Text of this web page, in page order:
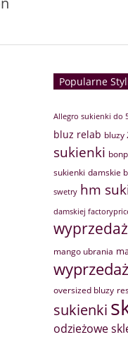
Popularne
Allegro sukienki do
bluz relab bluzy
sukienki
sukienki damskie
swetry hm
damskiej
mango ubrania
wyprzedaż
oversized bluzy
sukienki
odzieżowe